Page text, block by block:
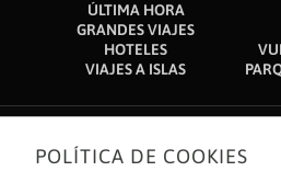
ÚLTIMA HORA
GRANDES VIAJES
HOTELES
VIAJES A ISLAS
Sobre nosotros
POLÍTICA DE COOKIES